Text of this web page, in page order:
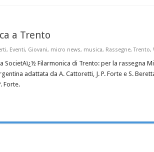
a Trento
, Eventi, Giovani, micro news, musica, Rassegne,Trento,
SocietAï¿½ Filarmonica di Trento: per la rassegna
adattata da A. Cattoretti, J. P. Forte e S.
Forte.